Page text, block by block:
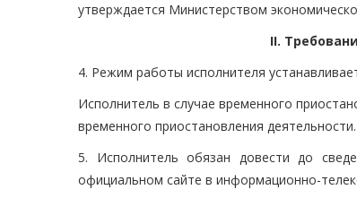
утверждается Министерством
II.
4. Режим работы исполнителя
Исполнитель в случае временного
временного приостановления деятельности.
5. Исполнитель обязан довести до
официальном сайте в информационно-